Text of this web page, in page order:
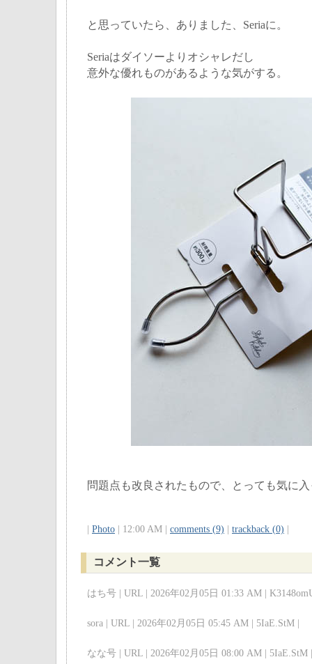
と思っていたら、ありました、Seriaに。
Seriaはダイソーよりオシャレだし
意外な優れものがあるような気がする。
問題点も改良されたもので、とっても気に
Photo | 12:00 AM | comments (9) trackback (0)
コメント一覧
はち号 | URL | 2026年02月05日 01:33 AM |
sora | URL | 2026年02月05日 05:45 AM | 5IaE.StM |
なな号 | URL | 2026年02月05日 08:00 AM | 5IaE.StM |